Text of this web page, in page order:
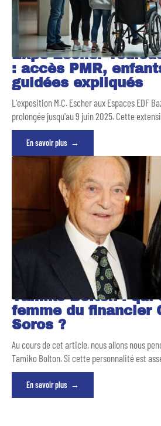
Expo Escher
: accès PMR,
guidées expliqués
L'exposition M.C. Escher aux Espaces EDF
prolongée jusqu'au 9 juin 2025. Cette
En savoir plus
Tamiko Bolton : qui
femme du financier
Soros ?
Au cours de cet article, nous allons nous
Tamiko Bolton. Si cette personnalité est
En savoir plus